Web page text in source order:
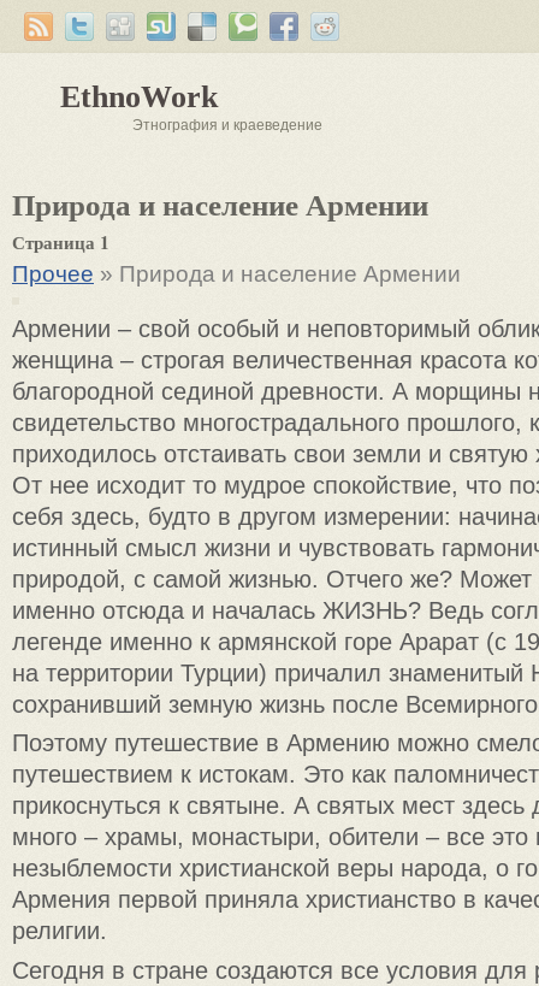
EthnoWork
Этнография и краеведение
Природа и население Армении
Страница 1
Прочее » Природа и население Армении
Армении – свой особый и неповторимый
женщина – строгая величественная красота
благородной сединой древности. А морщины
свидетельство многострадального прошлого,
приходилось отстаивать свои земли и святую
От нее исходит то мудрое спокойствие, что
себя здесь, будто в другом измерении:
истинный смысл жизни и чувствовать
природой, с самой жизнью. Отчего же? Может
именно отсюда и началась ЖИЗНЬ? Ведь
легенде именно к армянской горе Арарат (с
на территории Турции) причалил знаменитый
сохранивший земную жизнь после
Поэтому путешествие в Армению можно
путешествием к истокам. Это как
прикоснуться к святыне. А святых мест здесь
много – храмы, монастыри, обители – все это
незыблемости христианской веры народа, о
Армения первой приняла христианство в
религии.
Сегодня в стране создаются все условия для